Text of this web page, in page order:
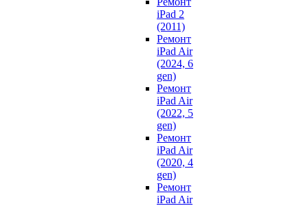
iPad 2
(2011)
Ремонт
iPad Air
(2024, 6
gen)
Ремонт
iPad Air
(2022, 5
gen)
Ремонт
iPad Air
(2020, 4
gen)
Ремонт
iPad Air